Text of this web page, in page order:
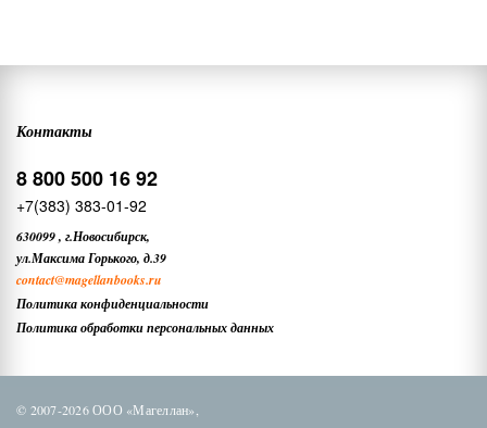
Контакты
8 800 500 16 92
+7(383) 383-01-92
630099, г.Новосибирск,
ул.Максима Горького, д.39
contact@magellanbooks.ru
Политика конфиденциальности
Политика обработки персональных данных
© 2007-2026 ООО «Магеллан»,